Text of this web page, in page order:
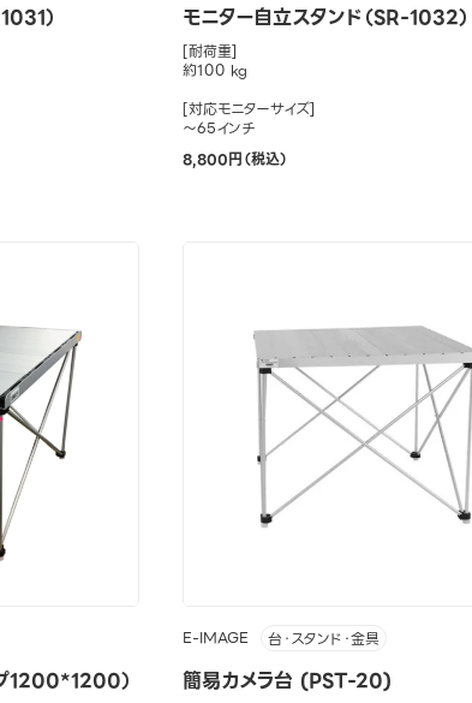
） モニター自立スタンド（SR-1032）
[耐荷重]
約100 kg
[対応モニターサイズ]
～65インチ
8,800円（税込）
1200*1200）
E-IMAGE 台・スタンド・金具
簡易カメラ台 (PST-20)